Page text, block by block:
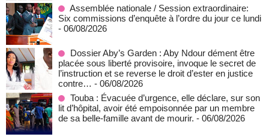
Assemblée nationale / Session extraordinaire:
Six commissions d’enquête à l’ordre du jour ce lundi
- 06/08/2026
Dossier Aby’s Garden : Aby Ndour dément être
placée sous liberté provisoire, invoque le secret de
l’instruction et se reverse le droit d’ester en justice
contre… - 06/08/2026
Touba : Évacuée d’urgence, elle déclare, sur son
lit d’hôpital, avoir été empoisonnée par un membre
de sa belle-famille avant de mourir. - 06/08/2026